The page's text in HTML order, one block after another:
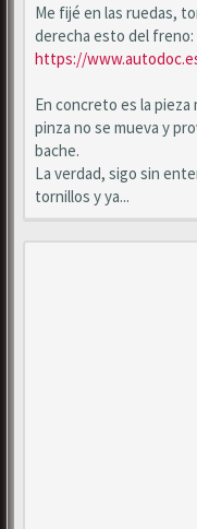
Me fijé en las ruedas,
derecha esto del freno:
https://
En concreto es la pieza
pinza no se mueva y
bache.
La verdad, sigo sin
tornillos y ya...